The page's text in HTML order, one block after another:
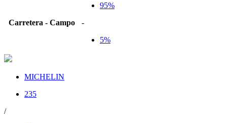
Carretera - Campo
95%
-
5%
MICHELIN
235
/